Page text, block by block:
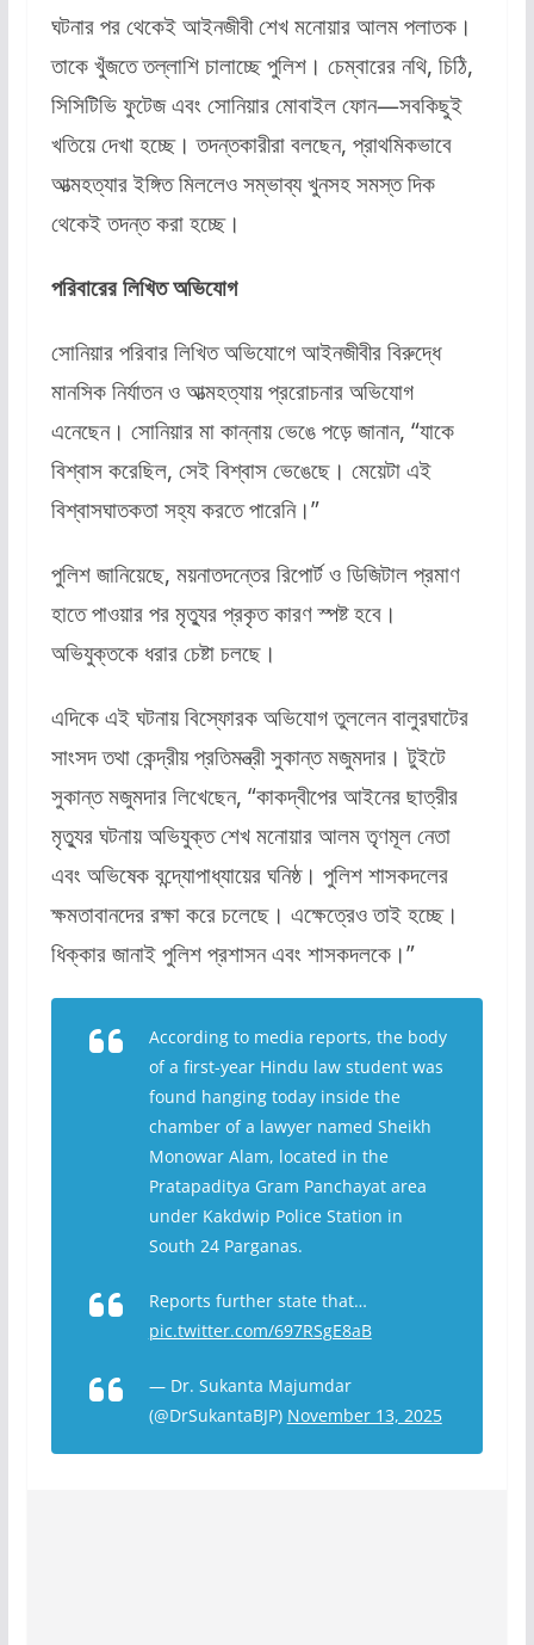
ঘটনার পর থেকেই আইনজীবী শেখ মনোয়ার আলম পলাতক।
তাকে খুঁজতে তল্লাশি চালাচ্ছে পুলিশ। চেম্বারের নথি, চিঠি,
সিসিটিভি ফুটেজ এবং সোনিয়ার মোবাইল ফোন—সবকিছুই
খতিয়ে দেখা হচ্ছে। তদন্তকারীরা বলছেন, প্রাথমিকভাবে
আত্মহত্যার ইঙ্গিত মিললেও সম্ভাব্য খুনসহ সমস্ত দিক
থেকেই তদন্ত করা হচ্ছে।
পরিবারের লিখিত অভিযোগ
সোনিয়ার পরিবার লিখিত অভিযোগে আইনজীবীর বিরুদ্ধে
মানসিক নির্যাতন ও আত্মহত্যায় প্ররোচনার অভিযোগ
এনেছেন। সোনিয়ার মা কান্নায় ভেঙে পড়ে জানান, “যাকে
বিশ্বাস করেছিল, সেই বিশ্বাস ভেঙেছে। মেয়েটা এই
বিশ্বাসঘাতকতা সহ্য করতে পারেনি।”
পুলিশ জানিয়েছে, ময়নাতদন্তের রিপোর্ট ও ডিজিটাল প্রমাণ
হাতে পাওয়ার পর মৃত্যুর প্রকৃত কারণ স্পষ্ট হবে।
অভিযুক্তকে ধরার চেষ্টা চলছে।
এদিকে এই ঘটনায় বিস্ফোরক অভিযোগ তুললেন বালুরঘাটের
সাংসদ তথা কেন্দ্রীয় প্রতিমন্ত্রী সুকান্ত মজুমদার। টুইটে
সুকান্ত মজুমদার লিখেছেন, “কাকদ্বীপের আইনের ছাত্রীর
মৃত্যুর ঘটনায় অভিযুক্ত শেখ মনোয়ার আলম তৃণমূল নেতা
এবং অভিষেক বন্দ্যোপাধ্যায়ের ঘনিষ্ঠ। পুলিশ শাসকদলের
ক্ষমতাবানদের রক্ষা করে চলেছে। এক্ষেত্রেও তাই হচ্ছে।
ধিক্কার জানাই পুলিশ প্রশাসন এবং শাসকদলকে।”
According to media reports, the body
of a first-year Hindu law student was
found hanging today inside the
chamber of a lawyer named Sheikh
Monowar Alam, located in the
Pratapaditya Gram Panchayat area
under Kakdwip Police Station in
South 24 Parganas.
Reports further state that…
pic.twitter.com/697RSgE8aB
— Dr. Sukanta Majumdar
(@DrSukantaBJP) November 13, 2025